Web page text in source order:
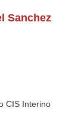
Sanchez
CIS Interino